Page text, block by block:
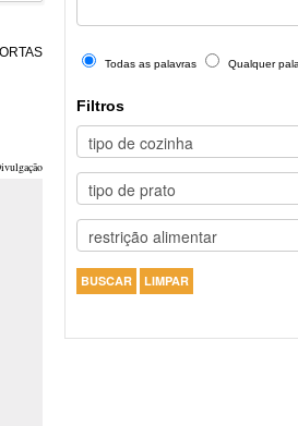
Todas as palavras Qualquer
Filtros